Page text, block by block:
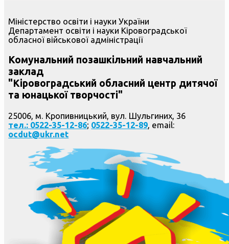
Міністерство освіти і науки України
Департамент освіти і науки Кіровоградської
обласної військової адміністрації
Комунальний позашкільний навчальний
заклад
"Кіровоградський обласний центр дитячої
та юнацької творчості"
25006, м. Кропивницький, вул. Шульгиних, 36
тел.: 0522-35-12-86; 0522-35-12-89, email:
ocdut@ukr.net